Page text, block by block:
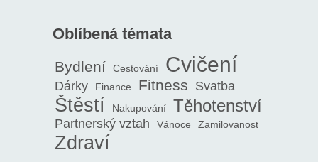
Oblíbená témata
Bydlení Cestování Cvičení
Dárky Finance Fitness Svatba
Štěstí Nakupování Těhotenství
Partnerský vztah Vánoce Zamilovanost
Zdraví